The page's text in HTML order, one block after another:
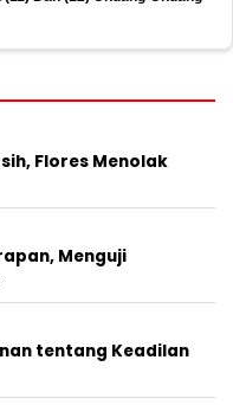
Flores Menolak
Menguji
tentang Keadilan